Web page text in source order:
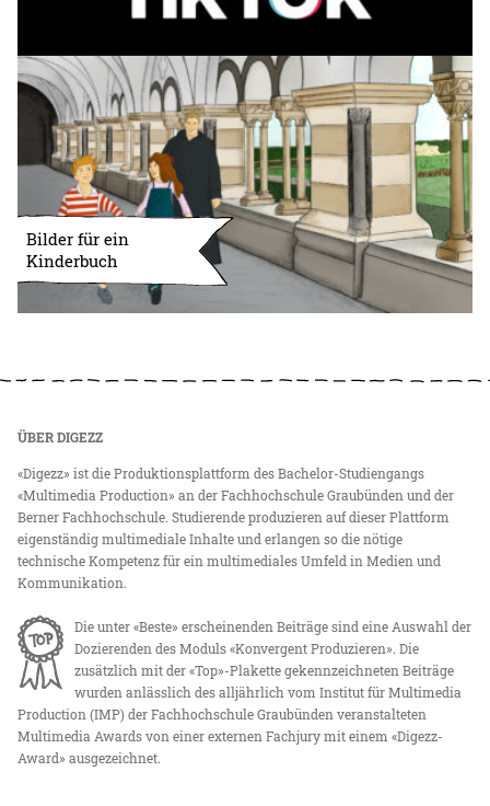
Bilder für ein
Kinderbuch
ÜBER DIGEZZ
«Digezz» ist die Produktionsplattform des Bachelor-Studiengangs
«Multimedia Production» an der Fachhochschule Graubünden und der
Berner Fachhochschule. Studierende produzieren auf dieser Plattform
eigenständig multimediale Inhalte und erlangen so die nötige
technische Kompetenz für ein multimediales Umfeld in Medien und
Kommunikation.
Die unter «Beste» erscheinenden Beiträge sind eine Auswahl der
Dozierenden des Moduls «Konvergent Produzieren». Die
zusätzlich mit der «Top»-Plakette gekennzeichneten Beiträge
wurden anlässlich des alljährlich vom Institut für Multimedia
Production (IMP) der Fachhochschule Graubünden veranstalteten
Multimedia Awards von einer externen Fachjury mit einem «Digezz-
Award» ausgezeichnet.